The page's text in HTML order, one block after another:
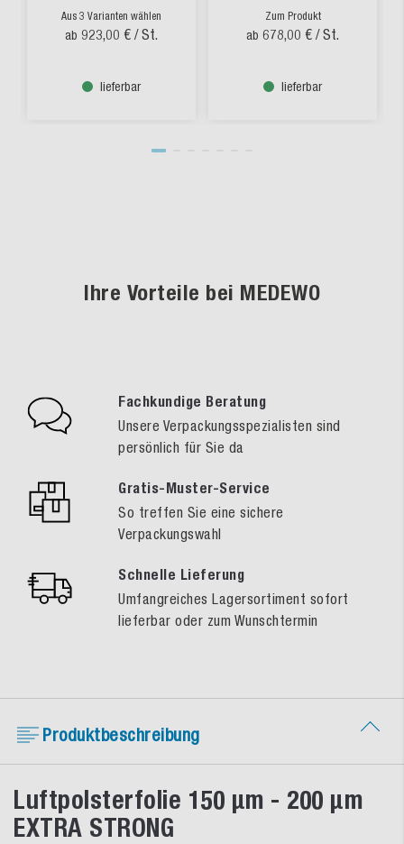
Aus 3 Varianten wählen
ab 923,00 € / St.
lieferbar
Zum Produkt
ab 678,00 € / St.
lieferbar
Ihre Vorteile bei MEDEWO
Fachkundige Beratung
Unsere Verpackungsspezialisten sind
persönlich für Sie da
Gratis-Muster-Service
So treffen Sie eine sichere
Verpackungswahl
Schnelle Lieferung
Umfangreiches Lagersortiment sofort
lieferbar oder zum Wunschtermin
Produktbeschreibung
Luftpolsterfolie 150 µm - 200 µm
EXTRA STRONG